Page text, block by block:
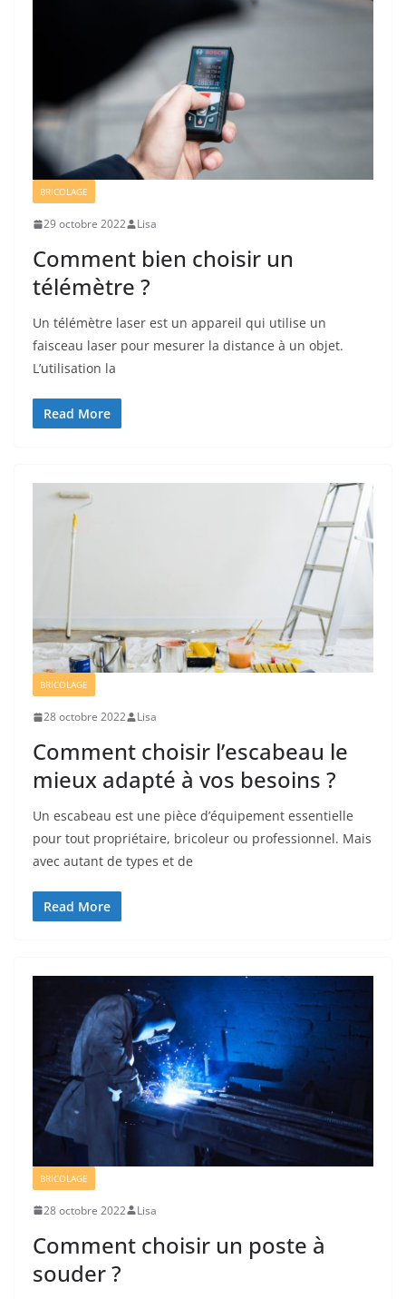
BRICOLAGE
29 octobre 2022 Lisa
Comment bien choisir un
télémètre ?
Un télémètre laser est un appareil qui utilise un
faisceau laser pour mesurer la distance à un objet.
L’utilisation la
Read More
BRICOLAGE
28 octobre 2022 Lisa
Comment choisir l’escabeau le
mieux adapté à vos besoins ?
Un escabeau est une pièce d’équipement essentielle
pour tout propriétaire, bricoleur ou professionnel. Mais
avec autant de types et de
Read More
BRICOLAGE
28 octobre 2022 Lisa
Comment choisir un poste à
souder ?